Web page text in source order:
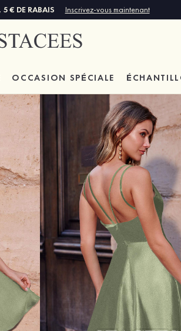
€ DE RABAIS Inscrivez-vous maintenant
OCCASION SPÉCIALE